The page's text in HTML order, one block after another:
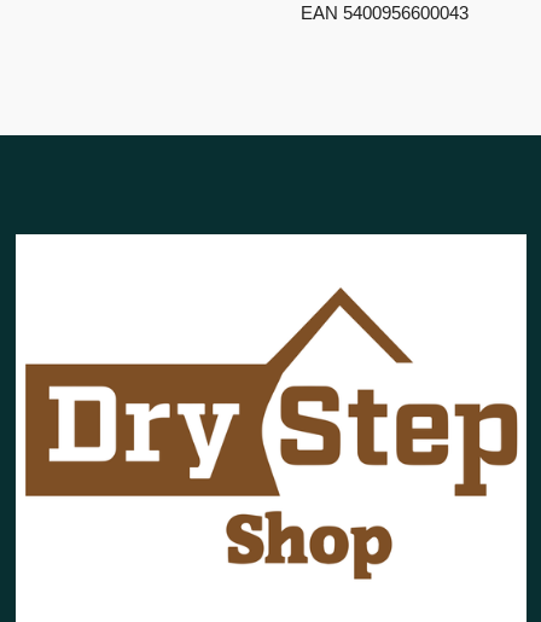
EAN 5400956600043